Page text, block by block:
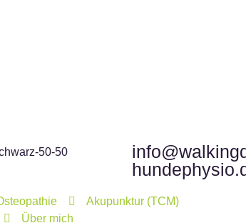
Akupunktur (TCM)
Über mich